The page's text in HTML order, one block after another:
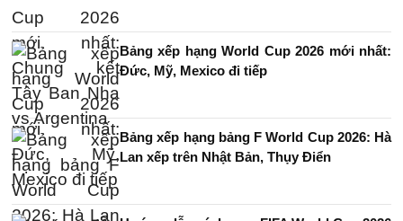
Bảng xếp hạng World Cup 2026 mới nhất:
Đức, Mỹ, Mexico đi tiếp
Bảng xếp hạng bảng F World Cup 2026: Hà
Lan xếp trên Nhật Bản, Thụy Điển